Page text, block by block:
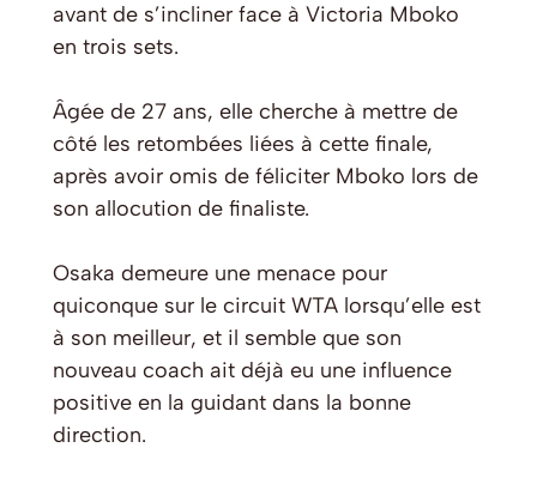
avant de s’incliner face à Victoria Mboko
en trois sets.
Âgée de 27 ans, elle cherche à mettre de
côté les retombées liées à cette finale,
après avoir omis de féliciter Mboko lors de
son allocution de finaliste.
Osaka demeure une menace pour
quiconque sur le circuit WTA lorsqu’elle est
à son meilleur, et il semble que son
nouveau coach ait déjà eu une influence
positive en la guidant dans la bonne
direction.